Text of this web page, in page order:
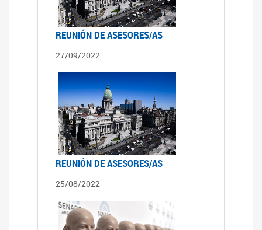
REUNIÓN DE ASESORES/AS
27/09/2022
REUNIÓN DE ASESORES/AS
25/08/2022